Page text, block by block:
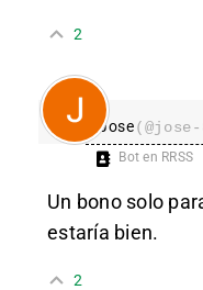
2
Jose
Bot en RRSS
Un bono solo
estaría bien.
2